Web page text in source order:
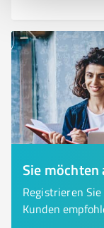
Sie möchten
Registrieren
Kunden